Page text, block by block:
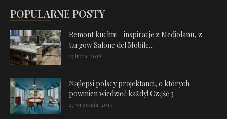
POPULARNE POSTY
Remont kuchni – inspiracje z Mediolanu, z
targów Salone del Mobile...
23 lipca, 2018
Najlepsi polscy projektanci, o których
powinien wiedzieć każdy! Część 3
27 września, 2019